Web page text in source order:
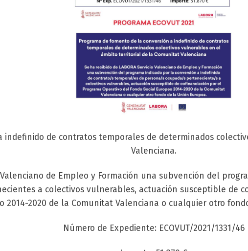
indefinido de contratos temporales de determinados
Valenciana.
Valenciano de Empleo y Formación una subvención del
a colectivos vulnerables, actuación susceptible de
2014-2020 de la Comunitat Valenciana o cualquier otro
Número de Expediente: ECOVUT/2021/1331/46